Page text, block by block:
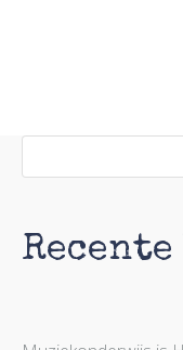
Over
Klinkt
Inkt